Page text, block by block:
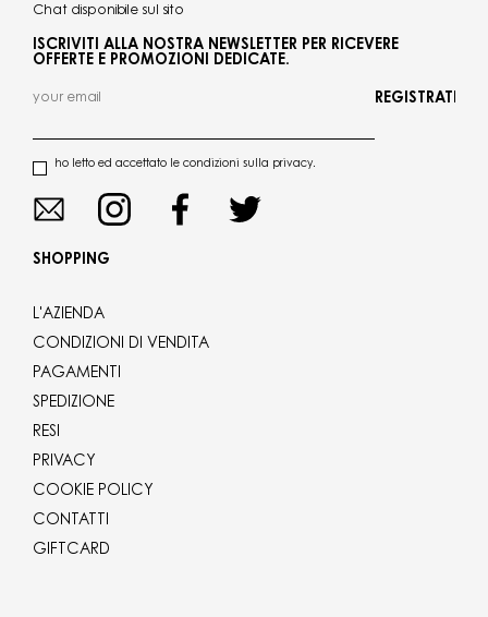
Chat disponibile sul sito
ISCRIVITI ALLA NOSTRA NEWSLETTER PER RICEVERE
OFFERTE E PROMOZIONI DEDICATE.
ho letto ed accettato le condizioni sulla privacy.
REGISTRATI
SHOPPING
L'AZIENDA
CONDIZIONI DI VENDITA
PAGAMENTI
SPEDIZIONE
RESI
PRIVACY
COOKIE POLICY
CONTATTI
GIFTCARD